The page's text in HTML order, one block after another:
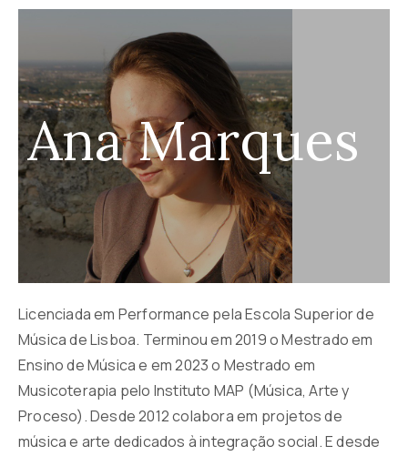
Ana Marques
Licenciada em Performance pela Escola Superior de
Música de Lisboa. Terminou em 2019 o Mestrado em
Ensino de Música e em 2023 o Mestrado em
Musicoterapia pelo Instituto MAP (Música, Arte y
Proceso). Desde 2012 colabora em projetos de
música e arte dedicados à integração social. E desde